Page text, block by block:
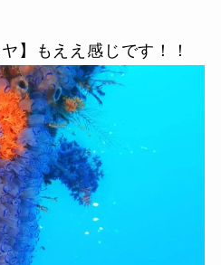
】もええ感じです！！